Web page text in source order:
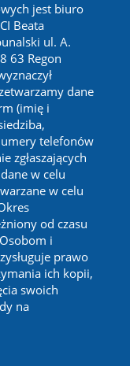
jest biuro
Beata
ul. A.
63 Regon
dane
(imię i
telefonów
zgłaszających
w celu
w celu
od czasu
i
prawo
ich kopii,
swoich
na